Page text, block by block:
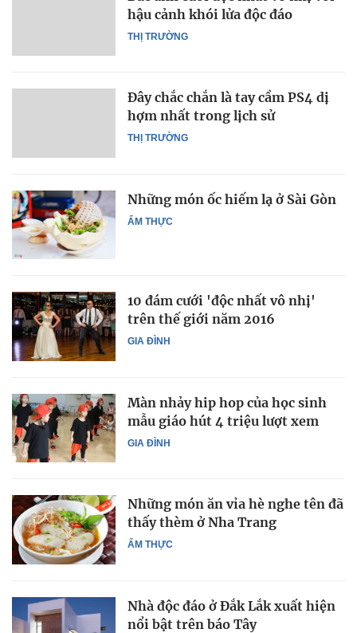
THỊ TRƯỜNG
hậu cảnh khói lửa độc đáo
THỊ TRƯỜNG
Đây chắc chắn là tay cầm PS4 dị
hợm nhất trong lịch sử
ẨM THỰC
Những món ốc hiếm lạ ở Sài Gòn
GIA ĐÌNH
10 đám cưới 'độc nhất vô nhị'
trên thế giới năm 2016
GIA ĐÌNH
Màn nhảy hip hop của học sinh
mẫu giáo hút 4 triệu lượt xem
ẨM THỰC
Những món ăn vỉa hè nghe tên đã
thấy thèm ở Nha Trang
Nhà độc đáo ở Đắk Lắk xuất hiện
nổi bật trên báo Tây